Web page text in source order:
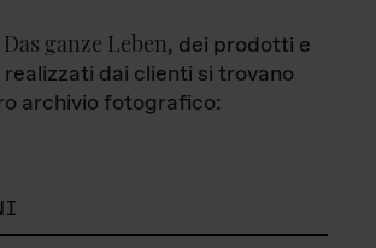
Das ganze Leben, dei prodotti e
dai clienti si trovano
archivio fotografico: